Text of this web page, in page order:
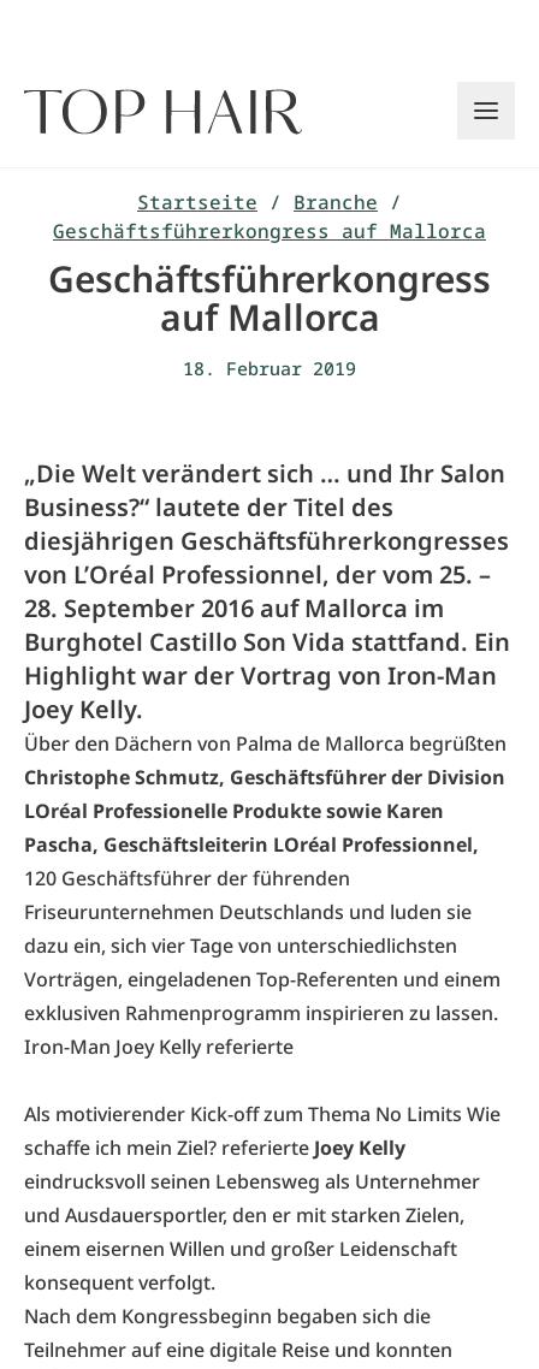
Startseite / Branche /
Geschäftsführerkongress auf Mallorca
Geschäftsführerkongress
auf Mallorca
18. Februar 2019
„Die Welt verändert sich … und Ihr Salon
Business?“ lautete der Titel des
diesjährigen Geschäftsführerkongresses
von L’Oréal Professionnel, der vom 25. –
28. September 2016 auf Mallorca im
Burghotel Castillo Son Vida stattfand. Ein
Highlight war der Vortrag von Iron-Man
Joey Kelly.
Über den Dächern von Palma de Mallorca begrüßten
Christophe Schmutz, Geschäftsführer der Division
LOréal Professionelle Produkte sowie Karen
Pascha, Geschäftsleiterin LOréal Professionnel,
120 Geschäftsführer der führenden
Friseurunternehmen Deutschlands und luden sie
dazu ein, sich vier Tage von unterschiedlichsten
Vorträgen, eingeladenen Top-Referenten und einem
exklusiven Rahmenprogramm inspirieren zu lassen.
Iron-Man Joey Kelly referierte
Als motivierender Kick-off zum Thema No Limits Wie
schaffe ich mein Ziel? referierte Joey Kelly
eindrucksvoll seinen Lebensweg als Unternehmer
und Ausdauersportler, den er mit starken Zielen,
einem eisernen Willen und großer Leidenschaft
konsequent verfolgt.
Nach dem Kongressbeginn begaben sich die
Teilnehmer auf eine digitale Reise und konnten